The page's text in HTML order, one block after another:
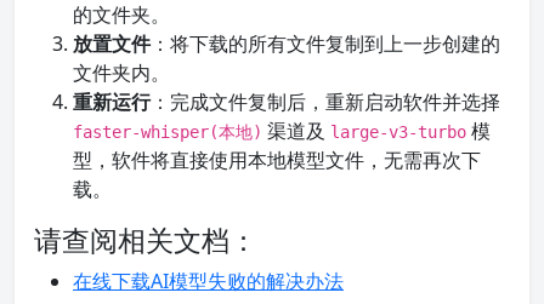
的文件夹。
放置文件：将下载的所有文件复制到上一步创建的
文件夹内。
重新运行：完成文件复制后，重新启动软件并选择
faster-whisper(本地) 渠道及 large-v3-turbo 模
型，软件将直接使用本地模型文件，无需再次下
载。
请查阅相关文档：
在线下载AI模型失败的解决办法